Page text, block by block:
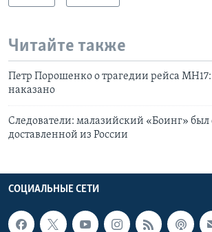
Читайте также
Петр Порошенко о трагедии рейса МН17:
наказано
Следователи: малазийский «Боинг» был
доставленной из России
СОЦИАЛЬНЫЕ СЕТИ